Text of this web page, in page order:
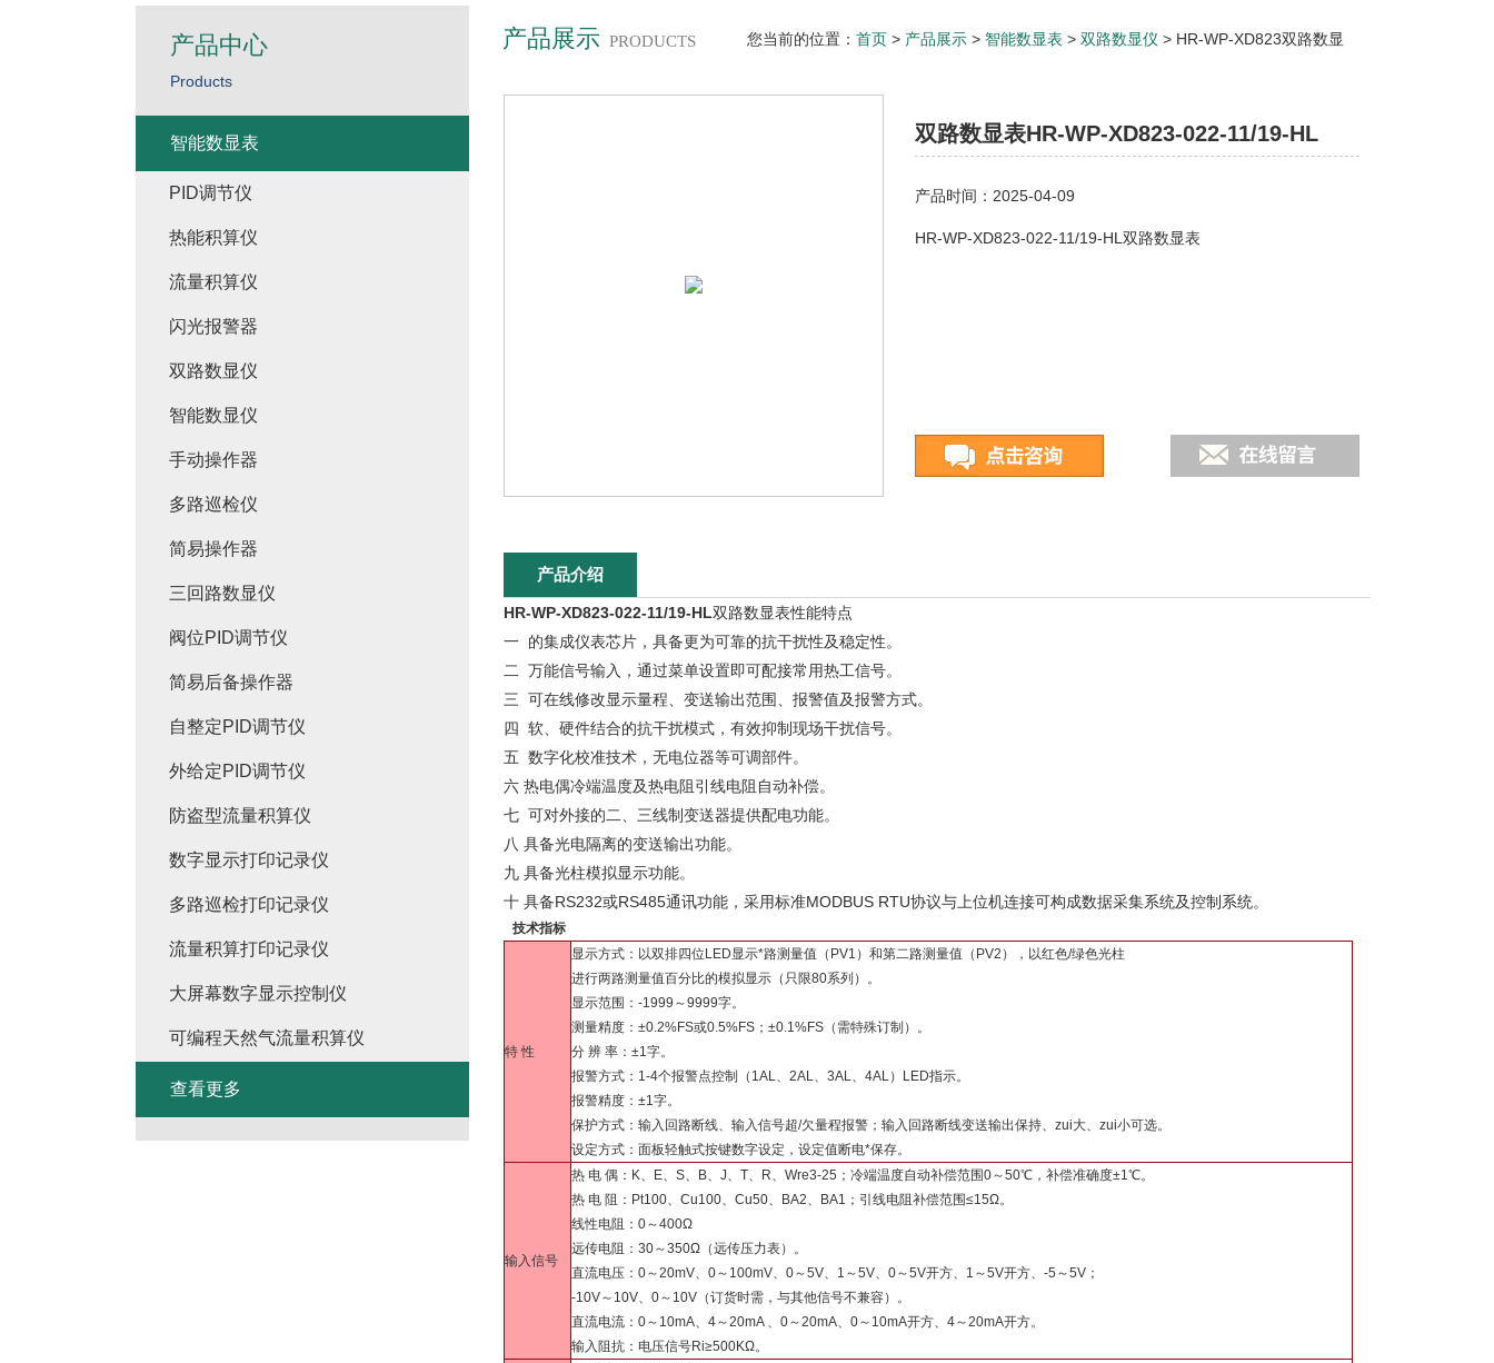
产品展示 PRODUCTS 您当前的位置： 首页 > 产品展示 > 智能数显表 > 双路数显仪 > HR-WP-XD823双路数显
双路数显表HR-WP-XD823-022-11/19-HL
产品时间：2025-04-09
HR-WP-XD823-022-11/19-HL双路数显表
产品介绍
HR-WP-XD823-022-11/19-HL双路数显表性能特点
一 的集成仪表芯片，具备更为可靠的抗干扰性及稳定性。
二 万能信号输入，通过菜单设置即可配接常用热工信号。
三 可在线修改显示量程、变送输出范围、报警值及报警方式。
四 软、硬件结合的抗干扰模式，有效抑制现场干扰信号。
五 数字化校准技术，无电位器等可调部件。
六 热电偶冷端温度及热电阻引线电阻自动补偿。
七 可对外接的二、三线制变送器提供配电功能。
八 具备光电隔离的变送输出功能。
九 具备光柱模拟显示功能。
十 具备RS232或RS485通讯功能，采用标准MODBUS RTU协议与上位机连接可构成数据采集系统及控制系统。
技术指标
特 性
显示方式：以双排四位LED显示*路测量值（PV1）和第二路测量值（PV2），以红色/绿色光柱
进行两路测量值百分比的模拟显示（只限80系列）。
显示范围：-1999～9999字。
测量精度：±0.2%FS或0.5%FS；±0.1%FS（需特殊订制）。
分 辨 率：±1字。
报警方式：1-4个报警点控制（1AL、2AL、3AL、4AL）LED指示。
报警精度：±1字。
保护方式：输入回路断线、输入信号超/欠量程报警；输入回路断线变送输出保持、zui大、zui小可选。
设定方式：面板轻触式按键数字设定，设定值断电*保存。
输入信号
热 电 偶：K、E、S、B、J、T、R、Wre3-25；冷端温度自动补偿范围0～50℃，补偿准确度±1℃。
热 电 阻：Pt100、Cu100、Cu50、BA2、BA1；引线电阻补偿范围≤15Ω。
线性电阻：0～400Ω
远传电阻：30～350Ω（远传压力表）。
直流电压：0～20mV、0～100mV、0～5V、1～5V、0～5V开方、1～5V开方、-5～5V；
-10V～10V、0～10V（订货时需，与其他信号不兼容）。
直流电流：0～10mA、4～20mA 、0～20mA、0～10mA开方、4～20mA开方。
输入阻抗：电压信号Ri≥500KΩ。
产品中心
Products
智能数显表
PID调节仪
热能积算仪
流量积算仪
闪光报警器
双路数显仪
智能数显仪
手动操作器
多路巡检仪
简易操作器
三回路数显仪
阀位PID调节仪
简易后备操作器
自整定PID调节仪
外给定PID调节仪
防盗型流量积算仪
数字显示打印记录仪
多路巡检打印记录仪
流量积算打印记录仪
大屏幕数字显示控制仪
可编程天然气流量积算仪
查看更多